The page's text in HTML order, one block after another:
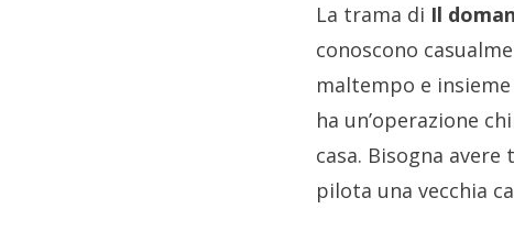
La trama di Il
conoscono
maltempo e
ha un’operazione
casa. Bisogna
pilota una vecchia